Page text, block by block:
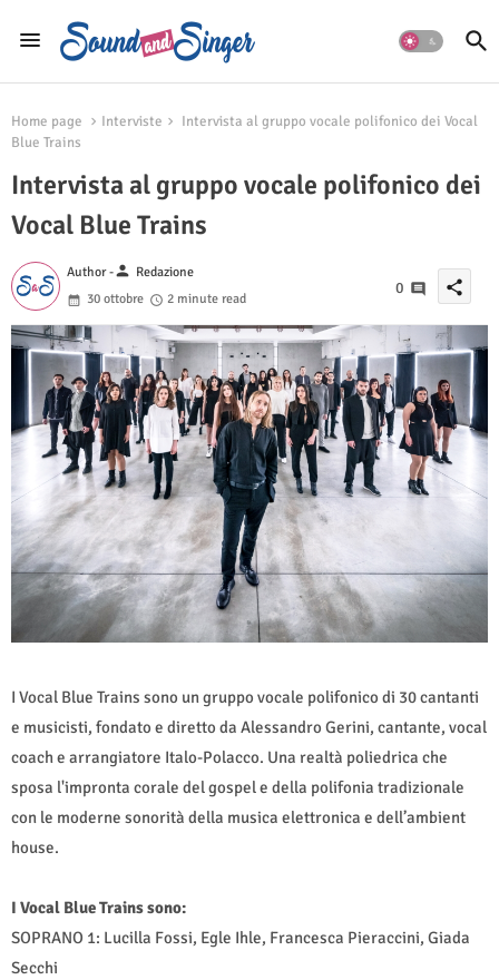
Home page Interviste
Intervista al gruppo vocale polifonico dei Vocal
Blue Trains
Intervista al gruppo vocale polifonico dei
Vocal Blue Trains
Author -person Redazione
30 ottobre
2 minute read
0 share
I Vocal Blue Trains sono un gruppo vocale polifonico di 30 cantanti
e musicisti, fondato e diretto da Alessandro Gerini, cantante, vocal
coach e arrangiatore Italo-Polacco. Una realtà poliedrica che
sposa l'impronta corale del gospel e della polifonia tradizionale
con le moderne sonorità della musica elettronica e dell’ambient
house.
I Vocal Blue Trains sono:
SOPRANO 1: Lucilla Fossi, Egle Ihle, Francesca Pieraccini, Giada
Secchi